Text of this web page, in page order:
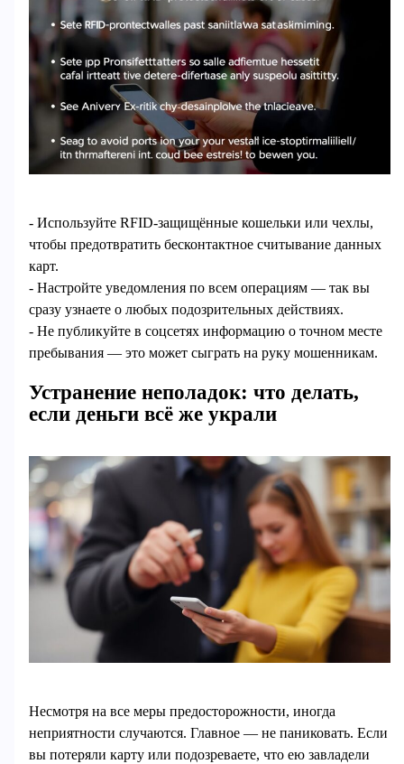
- Используйте RFID-защищённые кошельки или чехлы,
чтобы предотвратить бесконтактное считывание данных
карт.
- Настройте уведомления по всем операциям — так вы
сразу узнаете о любых подозрительных действиях.
- Не публикуйте в соцсетях информацию о точном месте
пребывания — это может сыграть на руку мошенникам.
Устранение неполадок: что делать,
если деньги всё же украли
Несмотря на все меры предосторожности, иногда
неприятности случаются. Главное — не паниковать. Если
вы потеряли карту или подозреваете, что ею завладели